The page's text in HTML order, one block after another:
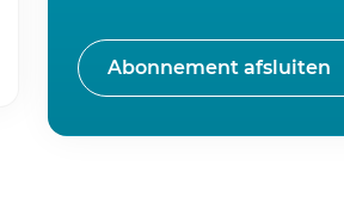
Abonnement afsluiten